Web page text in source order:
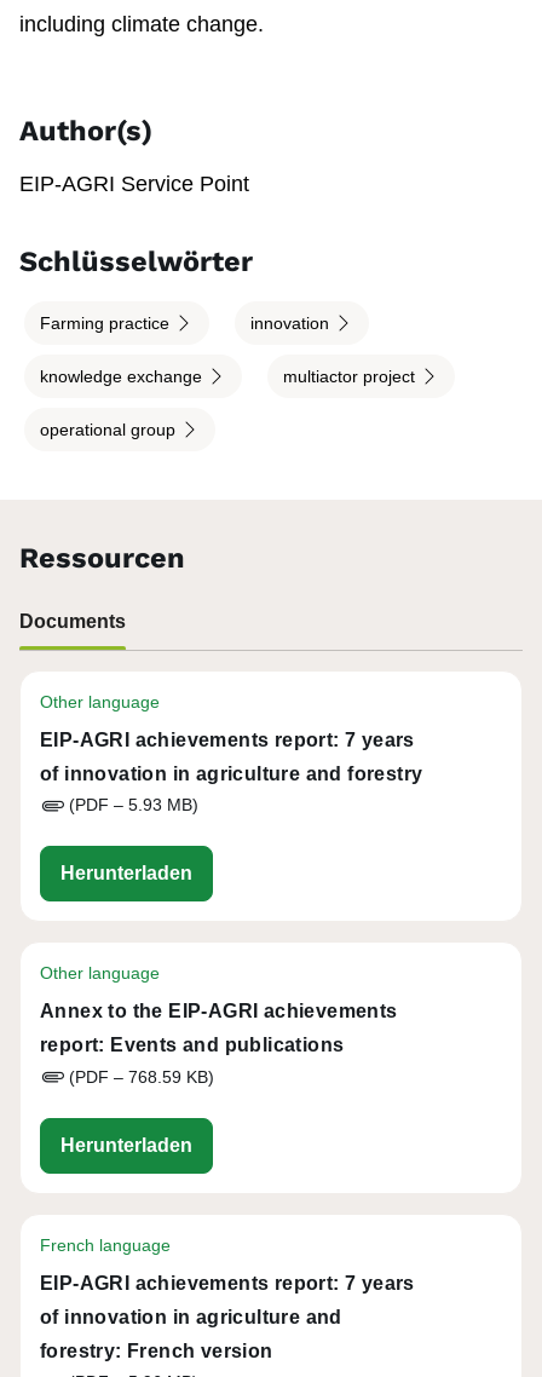
including climate change.
Author(s)
EIP-AGRI Service Point
Schlüsselwörter
Farming practice innovation
knowledge exchange multiactor project
operational group
Ressourcen
Documents
Other language
EIP-AGRI achievements report: 7 years
of innovation in agriculture and forestry
(PDF – 5.93 MB)
Herunterladen
Other language
Annex to the EIP-AGRI achievements
report: Events and publications
(PDF – 768.59 KB)
Herunterladen
French language
EIP-AGRI achievements report: 7 years
of innovation in agriculture and
forestry: French version